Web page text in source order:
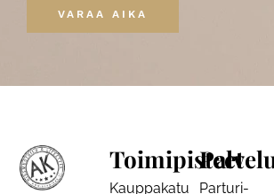
VARAA AIKA
Toimipisteet
Kauppakatu Parturi-